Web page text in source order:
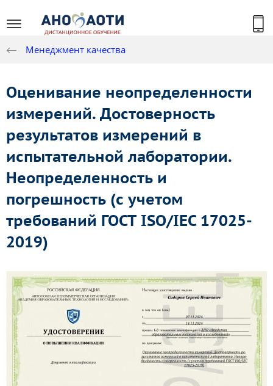
Менеджмент качества
Оценивание неопределенности
измерений. Достоверность
результатов измерений в
испытательной лаборатории.
Неопределенность и
погрешность (с учетом
требований ГОСТ ISO/IEC 17025-
2019)